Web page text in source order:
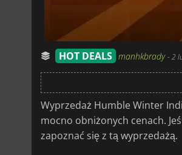
HOT DEALS manhkbrady-2
Wyprzedaż Humble Winter
mocno obniżonych cenach.
zapoznać się z tą wyprzedażą.